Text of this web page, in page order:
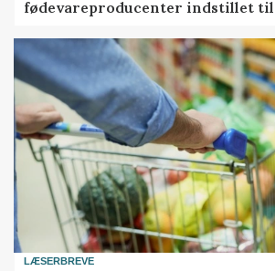
fødevareproducenter indstillet
LÆSERBREVE